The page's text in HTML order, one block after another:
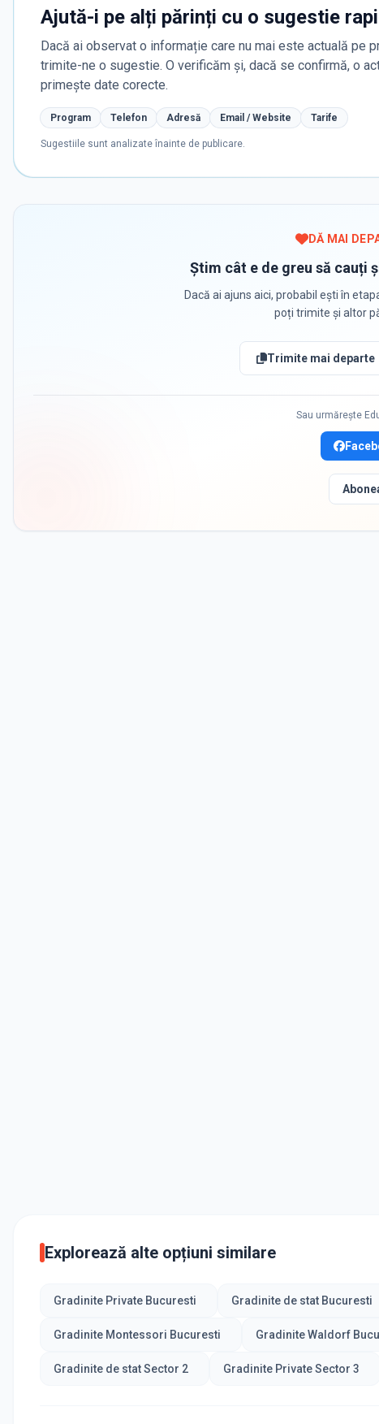
Ajută-i pe alți părinți cu o sugestie
Dacă ai observat o informație care nu mai este actuală pe
trimite-ne o sugestie. O verificăm și, dacă se confirmă, o
primește date corecte.
Program Telefon Adresă Email / Website Tarife
Sugestiile sunt analizate înainte de publicare.
DĂ MAI
Știm cât e de greu să cauți
Dacă ai ajuns aici, probabil ești în
poți trimite și altor
Trimite mai departe
Sau urmărește
Explorează alte opțiuni similare
Gradinite Private Bucuresti Gradinite de stat Bucuresti
Gradinite Montessori Bucuresti Gradinite Waldorf
Gradinite de stat Sector 2 Gradinite Private Sector 3